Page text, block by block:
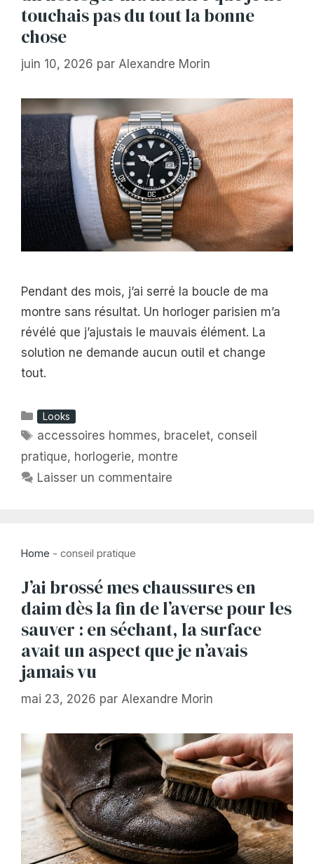
touchais pas du tout la bonne
chose
juin 10, 2026 par Alexandre Morin
Pendant des mois, j’ai serré la boucle de ma
montre sans résultat. Un horloger parisien m’a
révélé que j’ajustais le mauvais élément. La
solution ne demande aucun outil et change
tout.
Catégories
Looks
Étiquettes
accessoires hommes, bracelet, conseil
pratique, horlogerie, montre
Laisser un commentaire
Home - conseil pratique
J’ai brossé mes chaussures en
daim dès la fin de l’averse pour les
sauver : en séchant, la surface
avait un aspect que je n’avais
jamais vu
mai 23, 2026 par Alexandre Morin